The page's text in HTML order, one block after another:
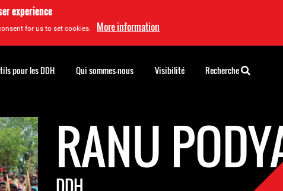
experience
for us to set cookies. More information
RANU
DDH
pour les DDH Qui sommes-nous Visibilité Recherche